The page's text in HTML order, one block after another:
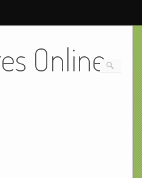
Online